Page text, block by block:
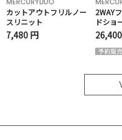
カットアウトフリルノー
スリニット
7,480 円
2WAY
ドショ